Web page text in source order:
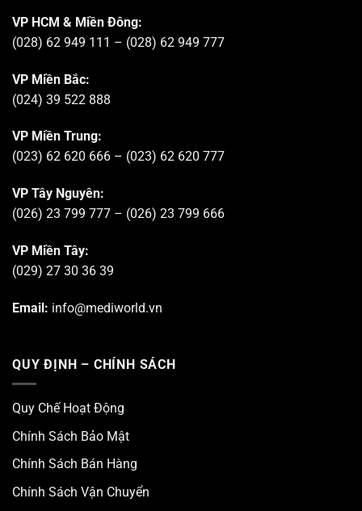
VP HCM & Miền Đông:
(028) 62 949 111 – (028) 62 949 777
VP Miền Bắc:
(024) 39 522 888
VP Miền Trung:
(023) 62 620 666 – (023) 62 620 777
VP Tây Nguyên:
(026) 23 799 777 – (026) 23 799 666
VP Miền Tây:
(029) 27 30 36 39
Email: info@mediworld.vn
QUY ĐỊNH – CHÍNH SÁCH
Quy Chế Hoạt Động
Chính Sách Bảo Mật
Chính Sách Bán Hàng
Chính Sách Vận Chuyển